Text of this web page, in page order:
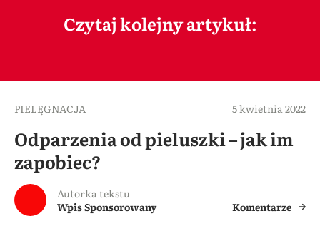
Czytaj kolejny artykuł:
PIELĘGNACJA 5 kwietnia 2022
Odparzenia od pieluszki – jak im
zapobiec?
Autorka tekstu
Wpis Sponsorowany
Komentarze